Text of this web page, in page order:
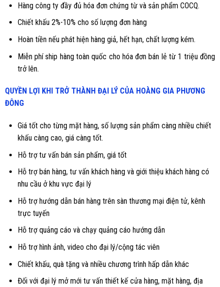
Hàng công ty đầy đủ hóa đơn chứng từ và sản phẩm COCQ.
Chiết khấu 2%-10% cho số lượng đơn hàng
Hoàn tiền nếu phát hiện hàng giả, hết hạn, chất lượng kém.
Miễn phí ship hàng toàn quốc cho hóa đơn bán lẻ từ 1 triệu đồng
trở lên.
QUYỀN LỢI KHI TRỞ THÀNH ĐẠI LÝ CỦA HOÀNG GIA PHƯƠNG
ĐÔNG
Giá tốt cho từng mặt hàng, số lượng sản phẩm càng nhiều chiết
khấu càng cao, giá càng tốt.
Hỗ trợ tư vấn bán sản phẩm, giá tốt
Hỗ trợ bán hàng, tư vấn khách hàng và giới thiệu khách hàng có
nhu cầu ở khu vực đại lý
Hỗ trợ hướng dẫn bán hàng trên sàn thương mại điện tử, kênh
trực tuyến
Hỗ trợ quảng cáo và chạy quảng cáo hướng dẫn
Hỗ trợ hình ảnh, video cho đại lý/cộng tác viên
Chiết khấu, quà tặng và nhiều chương trình hấp dẫn khác
Đối với đại lý mở mới tư vấn thiết kế cửa hàng, mặt hàng, địa